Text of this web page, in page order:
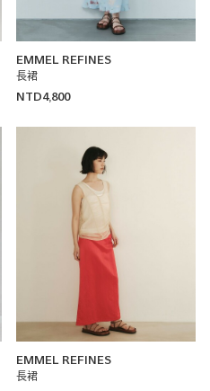
EMMEL REFINES
長裙
NTD4,800
EMMEL REFINES
長裙